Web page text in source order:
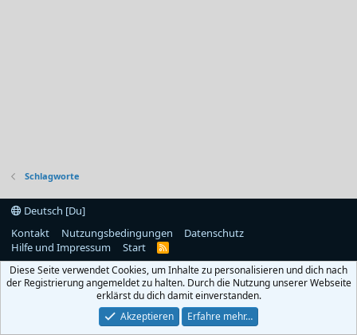
Schlagworte
Deutsch [Du]
Kontakt
Nutzungsbedingungen
Datenschutz
Hilfe und Impressum
Start
R
S
Diese Seite verwendet Cookies, um Inhalte zu personalisieren und dich nach
der Registrierung angemeldet zu halten. Durch die Nutzung unserer Webseite
erklärst du dich damit einverstanden.
Akzeptieren
Erfahre mehr…